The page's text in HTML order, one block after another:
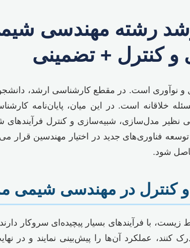
ارشد رشته مهندسی
و کنترل + تضمینی
نوآوری است. در مقطع کارشناسی ارشد،
خلاقانه است. در این میان، پایان‌نامه
نظیر مدل‌سازی، شبیه‌سازی و کنترل فرآیندهای
توسعه فناوری‌های جدید در اختیار مهندسین
شود.
کنترل در مهندسی شیمی
زیست، با فرآیندهای بسیار پیچیده‌ای سروکار
کنند، عملکرد آن‌ها را پیش‌بینی نمایند و در